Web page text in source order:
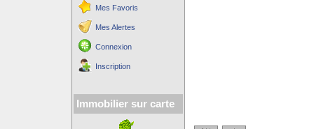
Mes Favoris
Mes Alertes
Connexion
Inscription
Immobilier sur carte